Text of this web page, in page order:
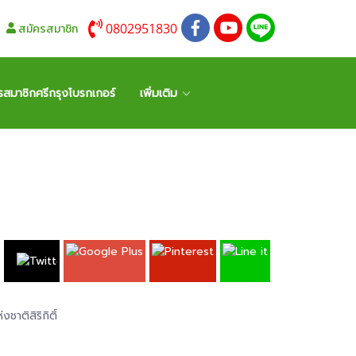
สมัครสมาชิก 0802951830
มาชิกศรีกรุงโบรกเกอร์ เพิ่มเติม
งชาติสิริกิติ์